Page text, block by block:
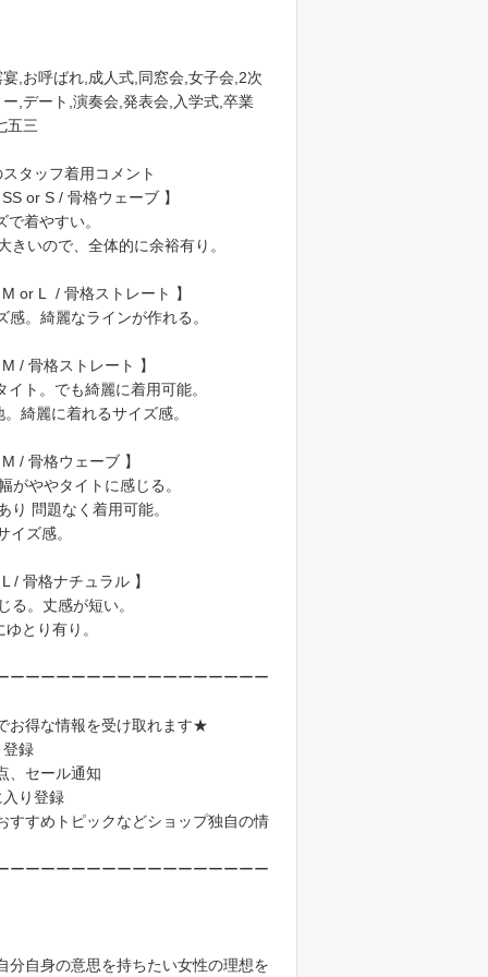
,お呼ばれ,成人式,同窓会,女子会,2次
,デート,演奏会,発表会,入学式,卒業
五三
タッフ着用コメント
or S / 骨格ウェーブ 】
着やすい。
きいので、全体的に余裕有り。
or L / 骨格ストレート 】
。綺麗なラインが作れる。
/ 骨格ストレート 】
ト。でも綺麗に着用可能。
綺麗に着れるサイズ感。
/ 骨格ウェーブ 】
がややタイトに感じる。
り 問題なく着用可能。
イズ感。
/ 骨格ナチュラル 】
る。丈感が短い。
とり有り。
ーーーーーーーーーーーーーーーーー
お得な情報を受け取れます★
登録
、セール通知
り登録
すすめトピックなどショップ独自の情
ーーーーーーーーーーーーーーーーー
分自身の意思を持ちたい女性の理想を